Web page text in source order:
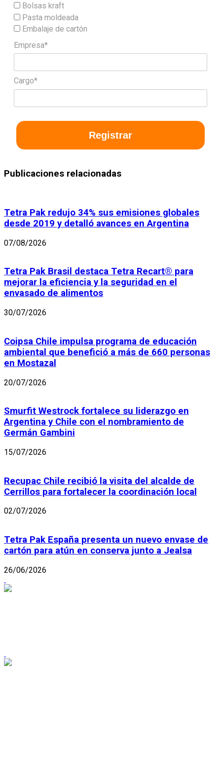
Bolsas kraft
Pasta moldeada
Embalaje de cartón
Empresa*
Cargo*
Registrar
Publicaciones relacionadas
Tetra Pak redujo 34% sus emisiones globales
desde 2019 y detalló avances en Argentina
07/08/2026
Tetra Pak Brasil destaca Tetra Recart® para
mejorar la eficiencia y la seguridad en el
envasado de alimentos
30/07/2026
Coipsa Chile impulsa programa de educación
ambiental que benefició a más de 660 personas
en Mostazal
20/07/2026
Smurfit Westrock fortalece su liderazgo en
Argentina y Chile con el nombramiento de
Germán Gambini
15/07/2026
Recupac Chile recibió la visita del alcalde de
Cerrillos para fortalecer la coordinación local
02/07/2026
Tetra Pak España presenta un nuevo envase de
cartón para atún en conserva junto a Jealsa
26/06/2026